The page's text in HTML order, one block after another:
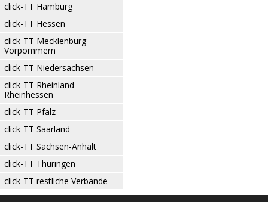
click-TT Hamburg
click-TT Hessen
click-TT Mecklenburg-
Vorpommern
click-TT Niedersachsen
click-TT Rheinland-
Rheinhessen
click-TT Pfalz
click-TT Saarland
click-TT Sachsen-Anhalt
click-TT Thüringen
click-TT restliche Verbände